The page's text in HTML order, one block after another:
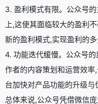
3. 盈利模式有限。公众号
上,这使其面临较大的盈利
新的盈利模式,实现盈利的多
4. 功能迭代缓慢。公众号
作者的内容策划和运营效
台加快对产品功能的升级与
总体来说,公众号凭借微信